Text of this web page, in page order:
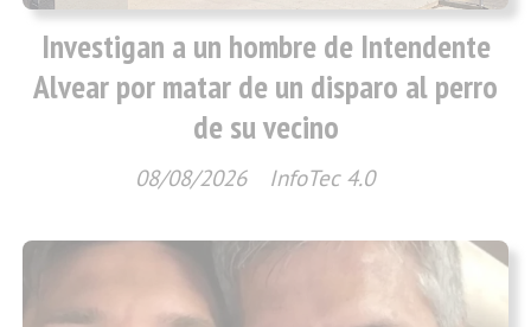
Investigan a un hombre de Intendente
Alvear por matar de un disparo al perro
de su vecino
InfoTec 4.0
08/08/2026